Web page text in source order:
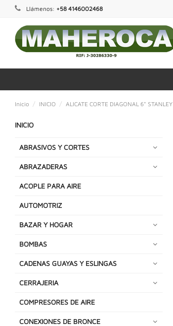
Llámenos: +58 4146002468
Inicio INICIO ALICATE CORTE DIAGONAL 6" STANLEY
INICIO
ABRASIVOS Y CORTES
ABRAZADERAS
ACOPLE PARA AIRE
AUTOMOTRIZ
BAZAR Y HOGAR
BOMBAS
CADENAS GUAYAS Y ESLINGAS
CERRAJERIA
COMPRESORES DE AIRE
CONEXIONES DE BRONCE